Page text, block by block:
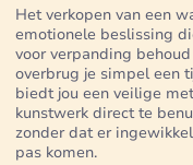
Het verkopen van een
emotionele beslissing
voor verpanding
overbrug je simpel een
biedt jou een veilige
kunstwerk direct te
zonder dat er
pas komen.